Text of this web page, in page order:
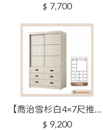
$ 7,700
【喬治雪杉白4×7尺推門衣櫥】【2026-H221-3】【添興家具】
$ 9,200